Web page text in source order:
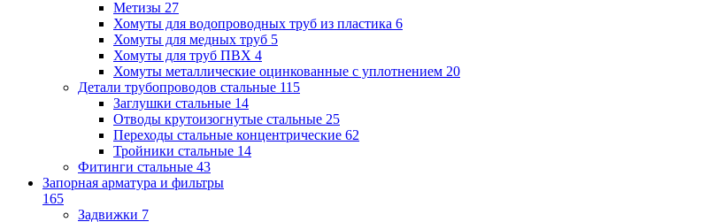
Метизы 27
Хомуты для водопроводных труб из пластика 6
Хомуты для медных труб 5
Хомуты для труб ПВХ 4
Хомуты металлические оцинкованные с уплотнением 20
Детали трубопроводов стальные 115
Заглушки стальные 14
Отводы крутоизогнутые стальные 25
Переходы стальные концентрические 62
Тройники стальные 14
Фитинги стальные 43
Запорная арматура и фильтры
165
Задвижки 7